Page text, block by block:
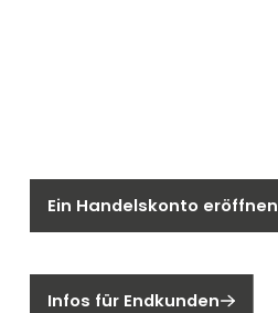
Ein Handelskonto eröffnen
Infos für Endkunden